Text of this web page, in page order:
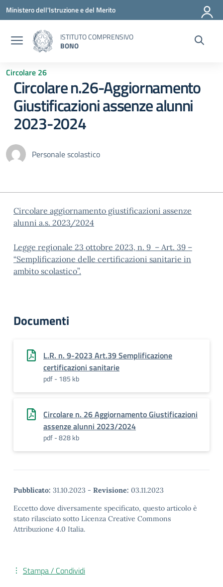
Vai ai contenuti
Vai al menu di navigazione
Vai al footer
Ministero dell'Istruzione e del Merito
ISTITUTO COMPRENSIVO
BONO
Circolare 26
Circolare n.26-Aggiornamento
Giustificazioni assenze alunni
2023-2024
Personale scolastico
Circolare aggiornamento giustificazioni assenze
alunni a.s. 2023/2024
Legge regionale 23 ottobre 2023, n. 9 – Art. 39 –
“Semplificazione delle certificazioni sanitarie in
ambito scolastico”.
Documenti
L.R. n. 9-2023 Art.39 Semplificazione
certificazioni sanitarie
pdf - 185 kb
Circolare n. 26 Aggiornamento Giustificazioni
assenze alunni 2023/2024
pdf - 828 kb
Pubblicato: 31.10.2023 - Revisione: 03.11.2023
Eccetto dove diversamente specificato, questo articolo è
stato rilasciato sotto Licenza Creative Commons
Attribuzione 4.0 Italia.
Stampa / Condividi